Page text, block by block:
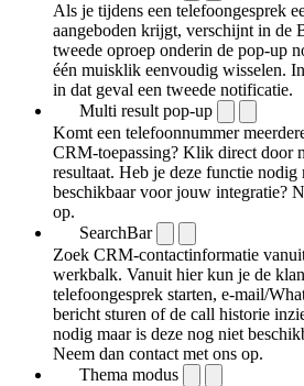
Als je tijdens een telefoongesprek
aangeboden krijgt, verschijnt in de
tweede oproep onderin de pop-up
één muisklik eenvoudig wisselen.
in dat geval een tweede notificatie.
Multi result pop-up
Komt een telefoonnummer
CRM-toepassing? Klik direct door
resultaat. Heb je deze functie nodig
beschikbaar voor jouw integratie?
op.
SearchBar
Zoek CRM-contactinformatie
werkbalk. Vanuit hier kun je de
telefoongesprek starten, e-mail/
bericht sturen of de call historie
nodig maar is deze nog niet
Neem dan contact met ons op.
Thema modus